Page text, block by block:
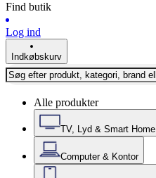
Find butik
Log ind
Indkøbskurv
Alle produkter
TV, Lyd & Smart Home
Computer & Kontor